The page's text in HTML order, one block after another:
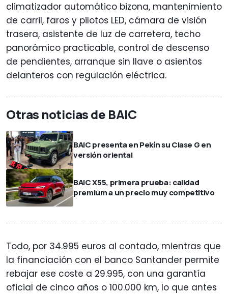
climatizador automático bizona, mantenimiento
de carril, faros y pilotos LED, cámara de visión
trasera, asistente de luz de carretera, techo
panorámico practicable, control de descenso
de pendientes, arranque sin llave o asientos
delanteros con regulación eléctrica.
Otras noticias de BAIC
BAIC presenta en Pekín su Clase G en
versión oriental
BAIC X55, primera prueba: calidad
premium a un precio muy competitivo
Todo, por 34.995 euros al contado, mientras que
la financiación con el banco Santander permite
rebajar ese coste a 29.995, con una garantía
oficial de cinco años o 100.000 km, lo que antes